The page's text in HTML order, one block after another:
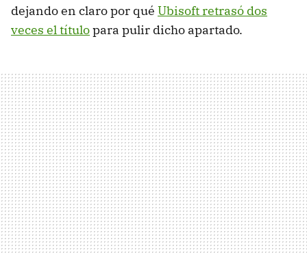
dejando en claro por qué Ubisoft retrasó dos
veces el títulopara pulir dicho apartado.